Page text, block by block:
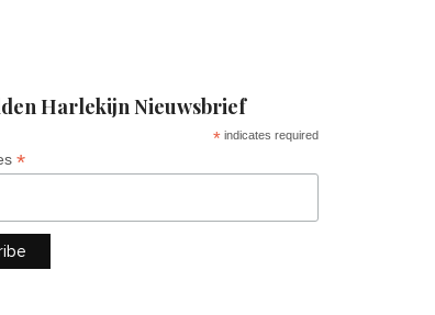
Harlekijn Nieuwsbrief
* indicates required
*